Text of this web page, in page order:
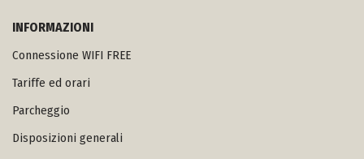
INFORMAZIONI
Connessione WIFI FREE
Tariffe ed orari
Parcheggio
Disposizioni generali